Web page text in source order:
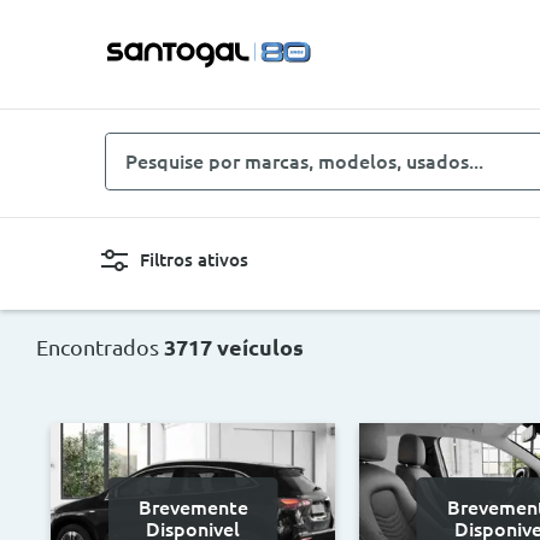
Pesquise
por
usados...
Filtros ativos
Novo, Usado, ...
Preço
>
Ano
<
Encontrados 3717 veículos
Brevemente
Disponivel